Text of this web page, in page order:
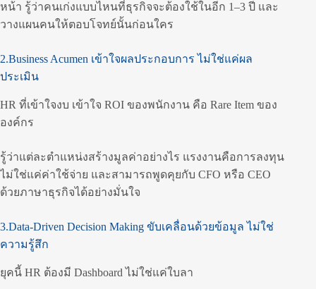
หน้า รู้ว่าคนเก่งแบบไหนที่ธุรกิจจะต้องใช้ในอีก 1–3 ปี และ
วางแผนคนให้ตอบโจทย์นั้นก่อนใคร
2.Business Acumen เข้าใจผลประกอบการ ไม่ใช่แค่ผล
ประเมิน
HR ที่เข้าใจงบ เข้าใจ ROI ของพนักงาน คือ Rare Item ของ
องค์กร
รู้ว่าแต่ละตำแหน่งสร้างมูลค่าอย่างไร แรงงานคือการลงทุน
ไม่ใช่แค่ค่าใช้จ่าย และสามารถพูดคุยกับ CFO หรือ CEO
ด้วยภาษาธุรกิจได้อย่างมั่นใจ
3.Data-Driven Decision Making ขับเคลื่อนด้วยข้อมูล ไม่ใช่
ความรู้สึก
ยุคนี้ HR ต้องมี Dashboard ไม่ใช่แค่ใบลา